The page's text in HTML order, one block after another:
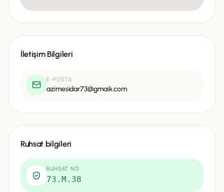
İletişim Bilgileri
E-POSTA
azimesidar73@gmaik.com
Ruhsat bilgileri
RUHSAT NO
73.M.38